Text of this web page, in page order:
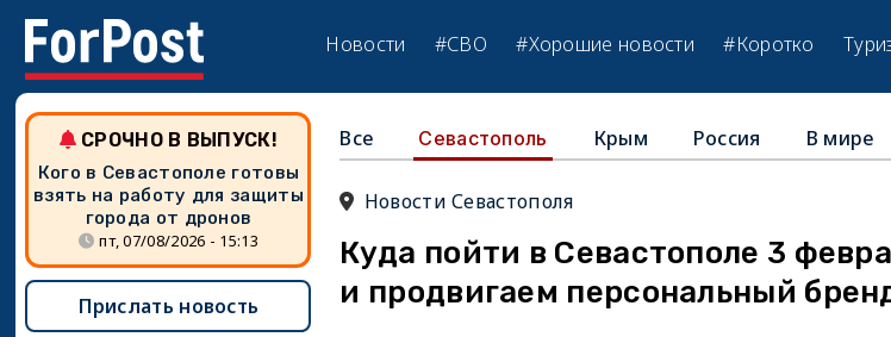
Новости #СВО #Хорошие новости #Коротко
Все Севастополь Крым Россия В мире
Новости Севастополя
Куда пойти в Севастополе 3
и продвигаем персональный
СРОЧНО В ВЫПУСК!
Кого в Севастополе готовы
взять на работу для защиты
города от дронов
пт, 07/08/2026 - 15:13
Прислать новость